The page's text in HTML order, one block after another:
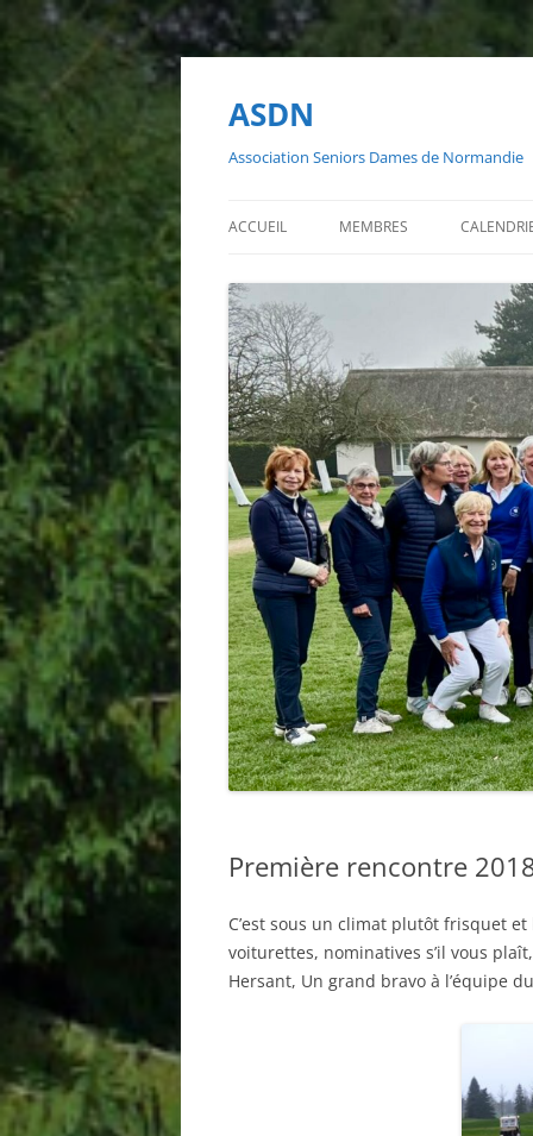
ASDN
Association Seniors Dames de Normandie
ACCUEIL MEMBRES
2026
2022
2021
2020
2019
2018
2017
2016
Première rencontre
C’est sous un climat plutôt frisquet
voiturettes, nominatives s’il vous
Hersant, Un grand bravo à l’équipe